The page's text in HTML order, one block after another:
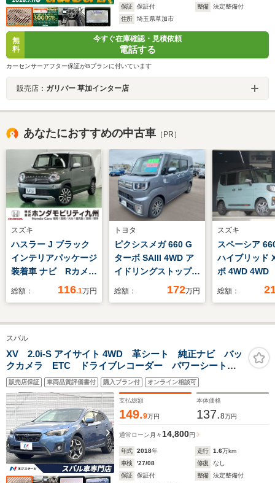
保証
保証付 整備
法定整備付
住所
埼玉県草加市
無
料
今すぐ在庫確認・見積依頼
電話する
カーセンサーアフター保証がBプランに付いています
販売店： ガリバー 草加インター店
あなたにおすすめの中古車 ［PR］
スズキ
ハスラー J ブラック
インテリアパッケージ
装着車 ナビ Rカメ
ラ ブルートゥース
総額： 116.1万円
トヨタ
ピクシスメガ 660 G
ターボ SAIII 4WD ア
イドリングストップ
レーンアシスト 衝突
チックハイビーム ク
マートキー キーレ
ス シートヒーター
両側スライドドア 盗
難防止システム
総額： 172万円
スズキ
スペーシア
ハイブリッド
ボ 4WD 4WD
ティサポー
動パーキング
ト&ステアリ
タ ルーフレ
LEDオートラ
ドルシフト
総額：
スバル
XV 2.0i-S アイサイト 4WD 革シート 純正ナビ バッ
クカメラ ETC ドライブレコーダー パワーシート
シートヒーター 純正18インチアルミホイール LEDヘ
ッドライト キーレスアクセス プッシュスタート 禁
煙車
販売店保証 車両品質評価書付 購入プラン付 オンライン相談可
支払総額
149.9万円
本体価格
137.8万円
通常ローン 月々 14,800円
年式 2018年 走行 1.6万km
車検
'27/08 修復
なし
保証
保証付 整備
法定整備付